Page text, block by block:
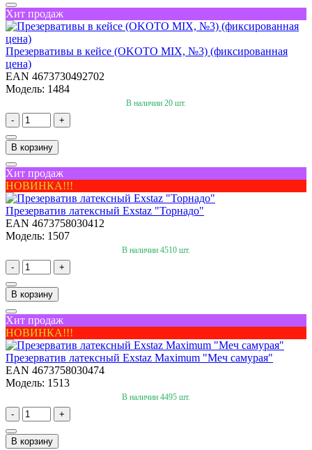
Хит продаж
Презервативы в кейсе (OKOTO MIX, №3) (фиксированная
цена)
EAN 4673730492702
Модель: 1484
В наличии 20 шт.
- +
В корзину
Хит продаж
НОВИНКА!!!
Презерватив латексный Exstaz "Торнадо"
EAN 4673758030412
Модель: 1507
В наличии 4510 шт.
- +
В корзину
Хит продаж
НОВИНКА!!!
Презерватив латексный Exstaz Maximum "Меч самурая"
EAN 4673758030474
Модель: 1513
В наличии 4495 шт.
- +
В корзину